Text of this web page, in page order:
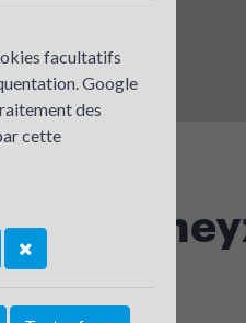
facultatifs
Google
des
cette